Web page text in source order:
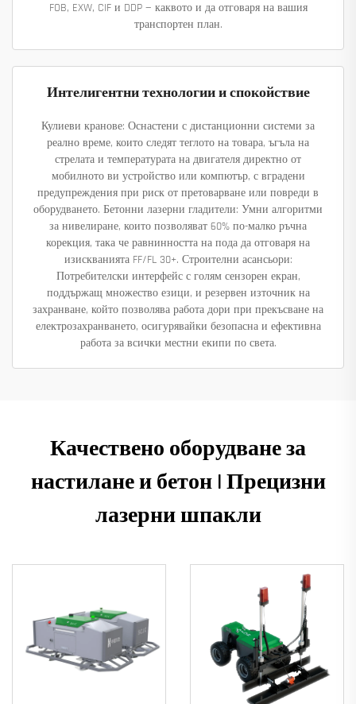
FOB, EXW, CIF и DDP — каквото и да отговаря на вашия
транспортен план.
Интелигентни технологии и спокойствие
Кулиеви кранове: Оснастени с дистанционни системи за
реално време, които следят теглото на товара, ъгъла на
стрелата и температурата на двигателя директно от
мобилното ви устройство или компютър, с вградени
предупреждения при риск от претоварване или повреди в
оборудването. Бетонни лазерни гладители: Умни алгоритми
за нивелиране, които позволяват 60% по-малко ръчна
корекция, така че равнинността на пода да отговаря на
изискванията FF/FL 30+. Строителни асансьори:
Потребителски интерфейс с голям сензорен екран,
поддържащ множество езици, и резервен източник на
захранване, който позволява работа дори при прекъсване на
електрозахранването, осигурявайки безопасна и ефективна
работа за всички местни екипи по света.
Качествено оборудване за
настилане и бетон | Прецизни
лазерни шпакли